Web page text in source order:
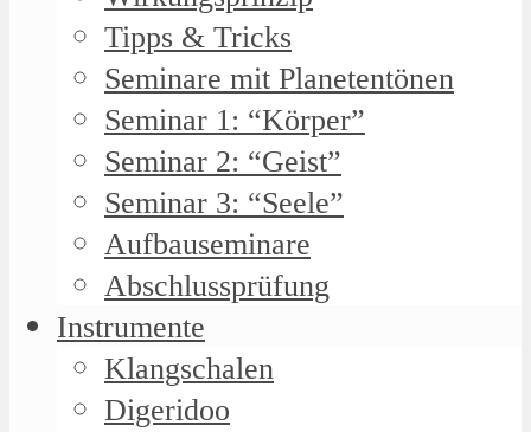
Tipps & Tricks
Seminare mit Planetentönen
Seminar 1: “Körper”
Seminar 2: “Geist”
Seminar 3: “Seele”
Aufbauseminare
Abschlussprüfung
Instrumente
Klangschalen
Digeridoo